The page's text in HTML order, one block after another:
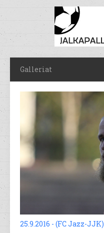
Galleriat
25.9.2016 - (FC Jazz-JJK)